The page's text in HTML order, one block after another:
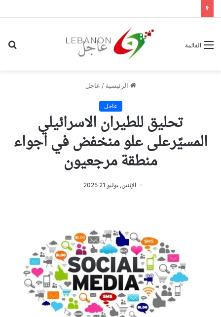
القائمة
الرئيسية / عاجل
عاجل
تحليق للطيران الاسرائيلي
المسيّرعلى علو منخفض في اجواء
منطقة مرجعيون
الإثنين, يوليو 21 2025